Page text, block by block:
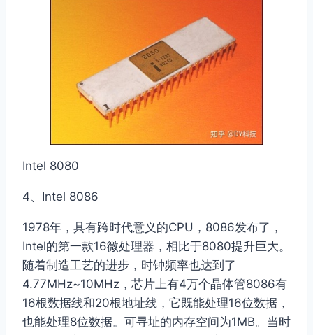
Intel 8080
4、Intel 8086
1978年，具有跨时代意义的CPU，8086发布了，
Intel的第一款16微处理器，相比于8080提升巨大。
随着制造工艺的进步，时钟频率也达到了
4.77MHz~10MHz，芯片上有4万个晶体管8086有
16根数据线和20根地址线，它既能处理16位数据，
也能处理8位数据。可寻址的内存空间为1MB。当时